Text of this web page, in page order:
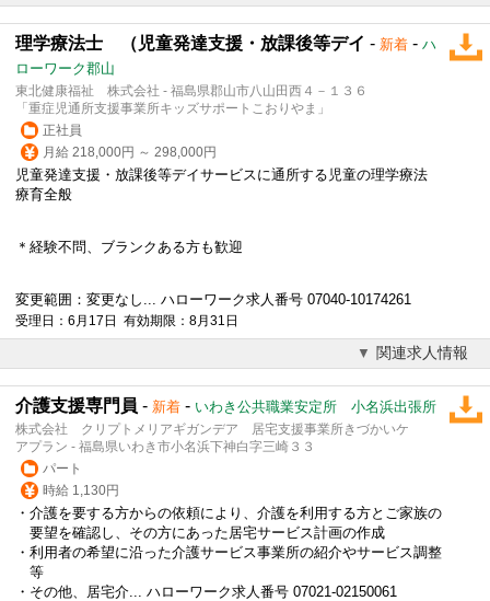
理学療法士 （児童発達支援・放課後等デイ - 新着 - ハ
ローワーク郡山
東北健康福祉 株式会社 - 福島県郡山市八山田西４－１３６
「重症児通所支援事業所キッズサポートこおりやま」
正社員
月給 218,000円 ～ 298,000円
児童発達支援・放課後等デイサービスに通所する児童の理学療法
療育全般
＊経験不問、ブランクある方も歓迎
変更範囲：変更なし... ハローワーク求人番号 07040-10174261
受理日：6月17日 有効期限：8月31日
関連求人情報
介護支援専門員 - 新着 - いわき公共職業安定所 小名浜出張所
株式会社 クリプトメリアギガンデア 居宅支援事業所きづかいケ
アプラン - 福島県いわき市小名浜下神白字三崎３３
パート
時給 1,130円
・介護を要する方からの依頼により、介護を利用する方とご家族の
要望を確認し、その方にあった居宅サービス計画の作成
・利用者の希望に沿った介護サービス事業所の紹介やサービス調整
等
・その他、居宅介... ハローワーク求人番号 07021-02150061